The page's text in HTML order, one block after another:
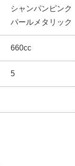
シャンパンピンク
パールメタリック
660cc
5